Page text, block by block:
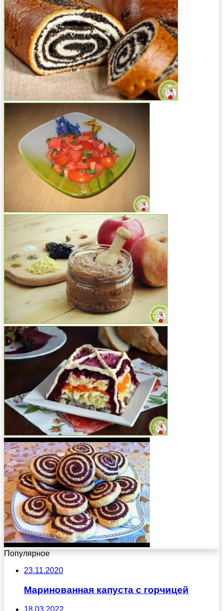
Популярное
23.11.2020
Маринованная капуста с горчицей
18.03.2022